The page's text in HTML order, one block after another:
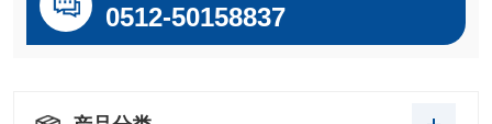
0512-50158837